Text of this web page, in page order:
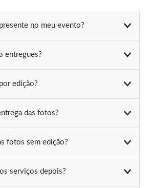
no meu evento?
entregues?
edição?
das fotos?
fotos sem edição?
serviços depois?